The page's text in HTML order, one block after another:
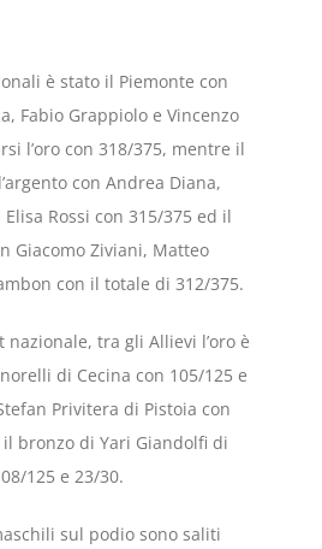
è stato il Piemonte con
Fabio Grappiolo e Vincenzo
l’oro con 318/375, mentre il
con Andrea Diana,
Rossi con 315/375 ed il
Giacomo Ziviani, Matteo
con il totale di 312/375.
nazionale, tra gli Allievi l’oro è
di Cecina con 105/125 e
Privitera di Pistoia con
il bronzo di Yari Giandolfi di
125 e 23/30.
sul podio sono saliti